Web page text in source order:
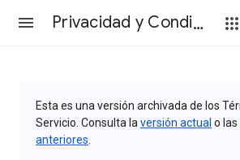
Privacidad y Condiciones
Esta es una versión archivada de los
Servicio. Consulta la versión actual o las
anteriores